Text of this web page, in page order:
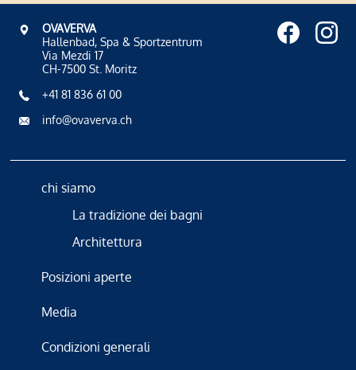
OVAVERVA
Hallenbad, Spa & Sportzentrum
Via Mezdi 17
CH-7500 St. Moritz
+41 81 836 61 00
info@ovaverva.ch
chi siamo
La tradizione dei bagni
Architettura
Posizioni aperte
Media
Condizioni generali